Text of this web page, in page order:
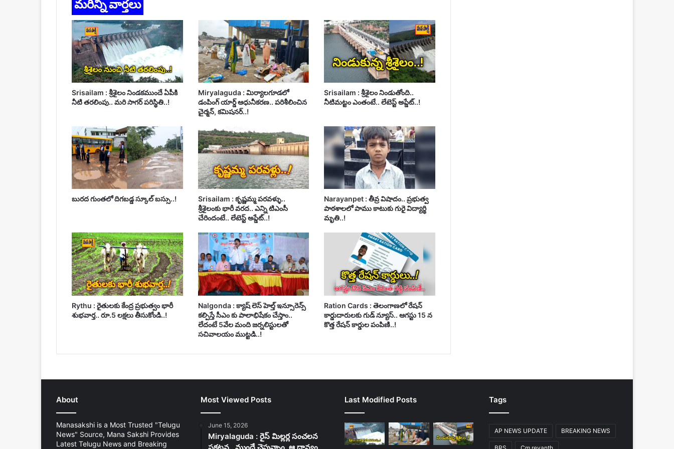
మరిన్ని వార్తలు
Srisailam : శ్రీశైలం నిండకముందే ఏపీకి
నీటి తరలింపు.. మరి సాగర్ పరిస్థితి..!
Miryalaguda : మిర్యాలగూడలో
డంపింగ్ యార్డ్ ఆధునీకరణ.. పరిశీలించిన
చైర్మన్, కమిషనర్..!
Srisailam : శ్రీశైలం నిండుతోంది..
నీటిమట్టం ఎంతంటే.. లేటెస్ట్ అప్డేట్..!
బురద గుంతలో దిగబడ్డ స్కూల్ బస్సు..!
Srisailam : కృష్ణమ్మ పరవళ్ళు..
శ్రీశైలంకు భారీ వరద.. ఎన్ని టిఎంసీ
చేరిందంటే.. లేటెస్ట్ అప్డేట్..!
Narayanpet : తీవ్ర విషాదం.. ప్రభుత్వ
పాఠశాలలో పాము కాటుకు గురై విద్యార్థి
మృతి..!
Rythu : రైతులకు కేంద్ర ప్రభుత్వం భారీ
శుభవార్త.. రూ.5 లక్షలు తీసుకోండి..!
Nalgonda : క్యాష్ లెస్ హెల్త్ ఇన్సూరెన్స్
కల్పిస్తే సీఎం కు పాలాభిషేకం చేస్తాం..
లేదంటే 5వేల మంది జర్నలిస్టులతో
సచివాలయం ముట్టడి..!
Ration Cards : తెలంగాణలో రేషన్
కార్డుదారులకు గుడ్ న్యూస్.. ఆగస్టు 15 న
కొత్త రేషన్ కార్డుల పంపిణి..!
About
Manasakshi is a Most Trusted "Telugu
News" Source, Mana Sakshi Provides
Latest Telugu News and Breaking
Most Viewed Posts
June 15, 2026
Miryalaguda : రైస్ మిల్లర్ల సంచలన
ప్రకటన.. ముందే చెప్తున్నాం, ఆ ధాన్యం
Last Modified Posts Tags
AP NEWS UPDATE BREAKING NEWS